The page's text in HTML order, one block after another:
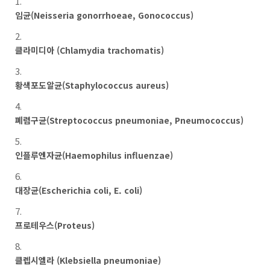
임균(Neisseria gonorrhoeae, Gonococcus)
클라미디아 (Chlamydia trachomatis)
황색포도알균(Staphylococcus aureus)
폐렴구균(Streptococcus pneumoniae, Pneumococcus)
인플루엔자균(Haemophilus influenzae)
대장균(Escherichia coli, E. coli)
프로테우스(Proteus)
클렙시엘라 (Klebsiella pneumoniae)